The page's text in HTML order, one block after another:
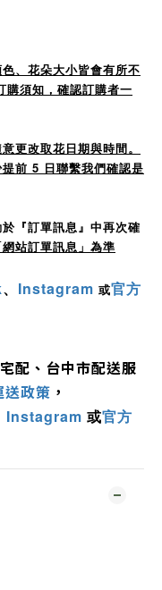
、花朵大小皆會有所不
購須知，確認訂購者一
更改取花日期與時間。
前 5 日聯繫我們確認是
『訂單訊息』中再次確
站訂單訊息」為準
、 Instagram 或官方
配、 台中市配送服
送政策 ，
Instagram 或官方